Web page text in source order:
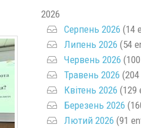
2026
Серпень 2026 (14
Липень 2026 (54
Червень 2026
Травень 2026
Квітень 2026 (129
Березень 2026
Лютий 2026 (91